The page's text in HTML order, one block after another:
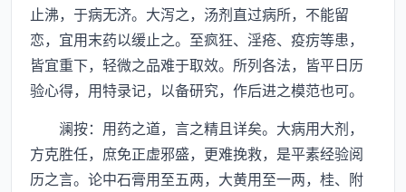
止沸，于病无济。大泻之，汤剂直过病所，不能留
恋，宜用末药以缓止之。至疯狂、淫疮、疫疠等患，
皆宜重下，轻微之品难于取效。所列各法，皆平日历
验心得，用特录记，以备研究，作后进之模范也可。
澜按：用药之道，言之精且详矣。大病用大剂，
方克胜任，庶免正虚邪盛，更难挽救，是平素经验阅
历之言。论中石膏用至五两，大黄用至一两，桂、附